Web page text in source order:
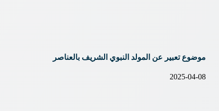
موضوع تعبير عن المولد النبوي الشريف بالعناصر
2025-04-08